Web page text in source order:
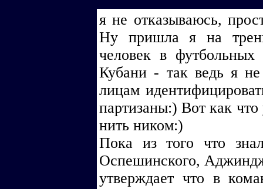
я не отказываюсь,
Ну пришла я на
человек в
Кубани - так ведь я
лицам
партизаны:) Вот как
нить ником:)
Пока из того что
Оспешинского,
утверждает что в